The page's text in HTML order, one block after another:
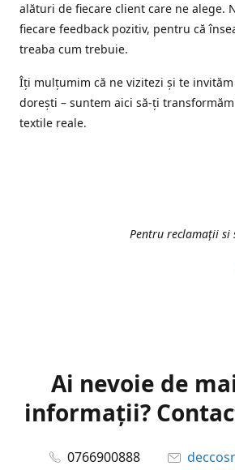
alături de fiecare client care ne alege.
fiecare feedback pozitiv, pentru că
treaba cum trebuie.
Îți mulțumim că ne vizitezi și te
dorești – suntem aici să-ți
textile reale.
Pentru reclamaţii si
Ai nevoie de
informații?
0766900888